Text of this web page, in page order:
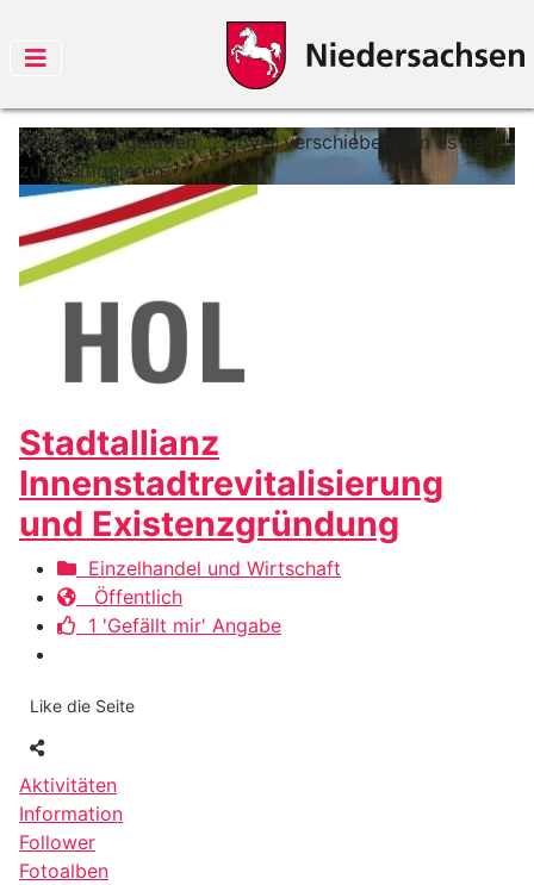
Cover wird geladen ... Cover verschieben, um es neu
zu positionieren.
Stadtallianz
Innenstadtrevitalisierung
und Existenzgründung
Einzelhandel und Wirtschaft
Öffentlich
1 'Gefällt mir' Angabe
Like die Seite
Aktivitäten
Information
Follower
Fotoalben